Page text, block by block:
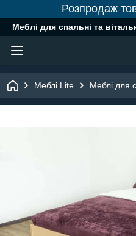
Розпродаж
Меблі для спальні та
Меблі Lite Меблі для